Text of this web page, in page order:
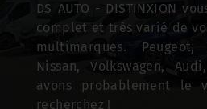
DS AUTO - DISTINXION
complet et très varié de
multimarques.
Nissan, Volkswagen,
avons probablement le
recherchez !